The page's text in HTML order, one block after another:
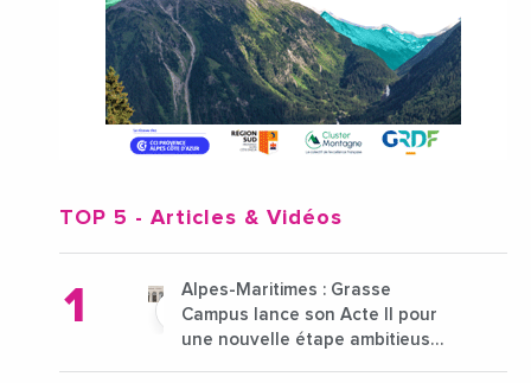
TOP 5 - Articles & Vidéos
Alpes-Maritimes : Grasse
Campus lance son Acte II pour
une nouvelle étape ambitieuse